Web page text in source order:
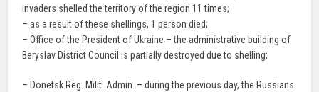
invaders shelled the territory of the region 11 times;
– as a result of these shellings, 1 person died;
– Office of the President of Ukraine – the administrative building of
Beryslav District Council is partially destroyed due to shelling;
– Donetsk Reg. Milit. Admin. – during the previous day, the Russians